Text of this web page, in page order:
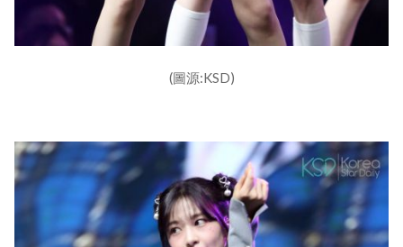
(圖源:KSD)